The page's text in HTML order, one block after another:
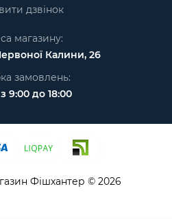
дзвінок
магазину:
Калини, 26
замовлень:
9:00 до 18:00
Фішхантер © 2026